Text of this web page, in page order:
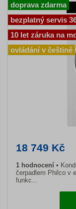
18 749 Kč
1 hodnocení
čerpadlem Philco v
funkc...
doprava zdarma
bezplatný servis
10 let záruka na
ovládání v češtině